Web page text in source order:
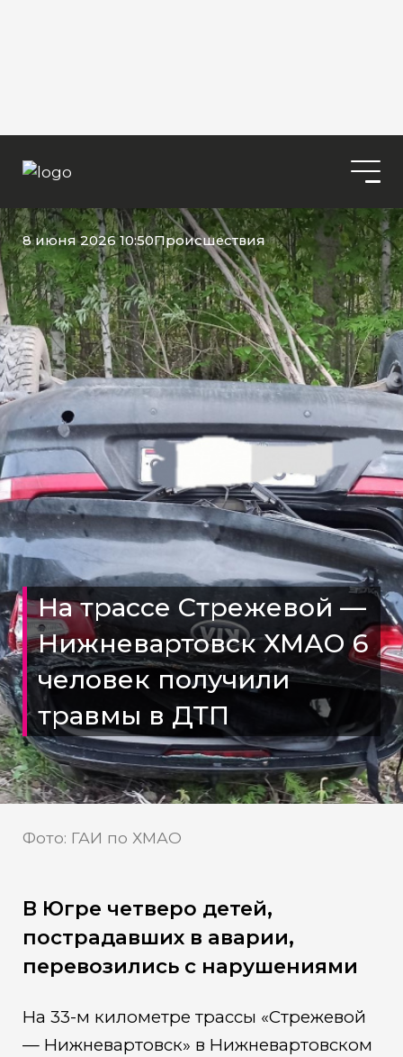
8 июня 2026 10:50Происшествия
На трассе Стрежевой —
Нижневартовск ХМАО 6
человек получили
травмы в ДТП
Фото: ГАИ по ХМАО
В Югре четверо детей,
пострадавших в аварии,
перевозились с нарушениями
На 33-м километре трассы «Стрежевой
— Нижневартовск» в Нижневартовском